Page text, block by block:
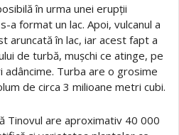
în urma unei erupții
a format un lac. Apoi, vulcanul a
aruncată în lac, iar acest fapt a
de turbă, mușchi ce atinge, pe
adâncime. Turba are o grosime
de circa 3 milioane metri cubi.
Tinovul are aproximativ 40 000